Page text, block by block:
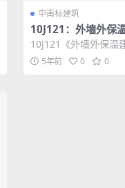
中南标建筑
10J121：外墙外保
10J121《外墙外保温
筑标准设计图集是根
计相关...
5年前 0 0